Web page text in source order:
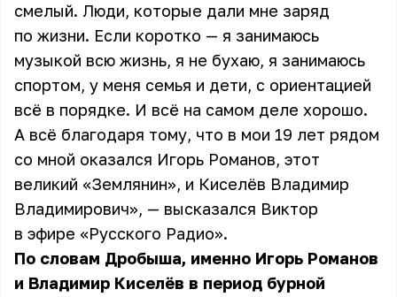
смелый. Люди, которые дали мне заряд
по жизни. Если коротко — я занимаюсь
музыкой всю жизнь, я не бухаю, я занимаюсь
спортом, у меня семья и дети, с ориентацией
всё в порядке. И всё на самом деле хорошо.
А всё благодаря тому, что в мои 19 лет рядом
со мной оказался Игорь Романов, этот
великий «Землянин», и Киселёв Владимир
Владимирович», — высказался Виктор
в эфире «Русского Радио».
По словам Дробыша, именно Игорь Романов
и Владимир Киселёв в период бурной